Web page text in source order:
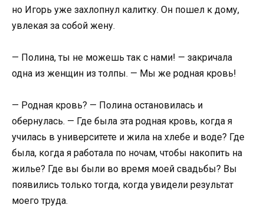
но Игорь уже захлопнул калитку. Он пошел к дому,
увлекая за собой жену.
— Полина, ты не можешь так с нами! — закричала
одна из женщин из толпы. — Мы же родная кровь!
— Родная кровь? — Полина остановилась и
обернулась. — Где была эта родная кровь, когда я
училась в университете и жила на хлебе и воде? Где
была, когда я работала по ночам, чтобы накопить на
жилье? Где вы были во время моей свадьбы? Вы
появились только тогда, когда увидели результат
моего труда.